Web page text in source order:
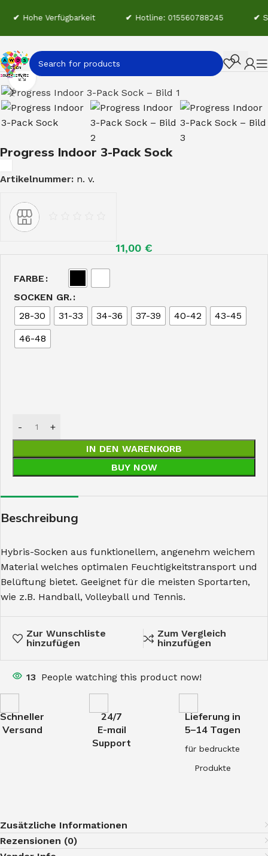
✔ Hohe Verfügbarkeit ✔ Hotline: 015560788245 ✔
Start Craft Teamwear
Click to enlarge
Progress Indoor 3-Pack Sock
Artikelnummer: n. v.
11,00 €
FARBE
SOCKEN GR.
28-30
31-33 34-36 37-39 40-42
43-45
46-48
IN DEN WARENKORB
BUY NOW
Beschreibung
Hybris-Socken aus funktionellem, angenehm weichem
Material welches optimalen Feuchtigkeitstransport und
Belüftung bietet. Geeignet für die meisten Sportarten,
wie z.B. Handball, Volleyball und Tennis.
Zur Wunschliste
hinzufügen
Zum Vergleich
hinzufügen
13 People watching this product now!
Schneller
Versand
24/7
E-mail
Support
Lieferung in
5–14 Tagen
für bedruckte
Produkte
Zusätzliche Informationen
Rezensionen (0)